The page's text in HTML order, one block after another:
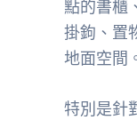
點的書櫃
掛鉤、置
地面空間
特別是針